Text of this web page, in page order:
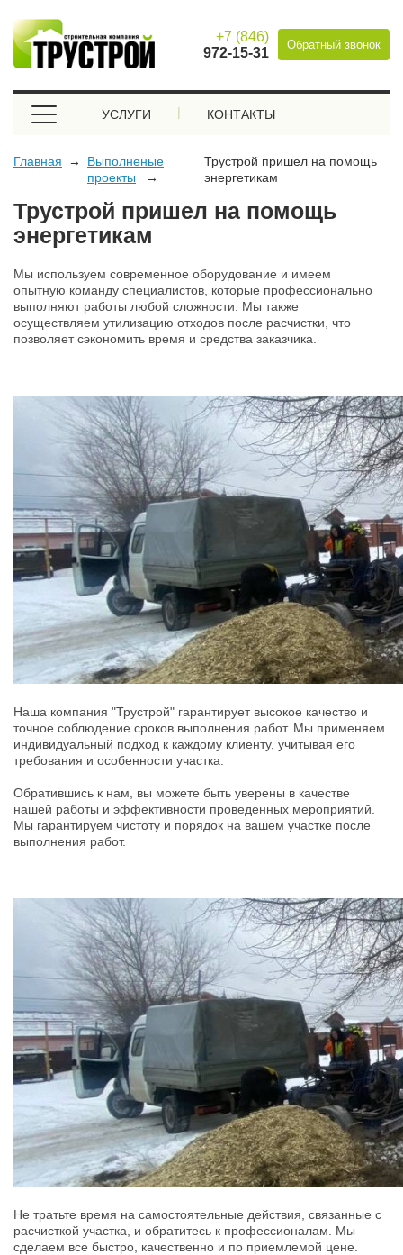
+7 (846)
972-15-31
Обратный звонок
УСЛУГИ КОНТАКТЫ
Главная
Выполненые
проекты
Трустрой пришел на помощь
энергетикам
Трустрой пришел на помощь
энергетикам
Мы используем современное оборудование и имеем
опытную команду специалистов, которые профессионально
выполняют работы любой сложности. Мы также
осуществляем утилизацию отходов после расчистки, что
позволяет сэкономить время и средства заказчика.
Наша компания "Трустрой" гарантирует высокое качество и
точное соблюдение сроков выполнения работ. Мы применяем
индивидуальный подход к каждому клиенту, учитывая его
требования и особенности участка.
Обратившись к нам, вы можете быть уверены в качестве
нашей работы и эффективности проведенных мероприятий.
Мы гарантируем чистоту и порядок на вашем участке после
выполнения работ.
Не тратьте время на самостоятельные действия, связанные с
расчисткой участка, и обратитесь к профессионалам. Мы
сделаем все быстро, качественно и по приемлемой цене.